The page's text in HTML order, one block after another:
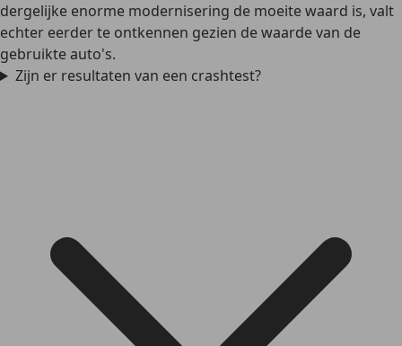
dergelijke enorme modernisering de moeite waard is, valt
echter eerder te ontkennen gezien de waarde van de
gebruikte auto's.
Zijn er resultaten van een crashtest?